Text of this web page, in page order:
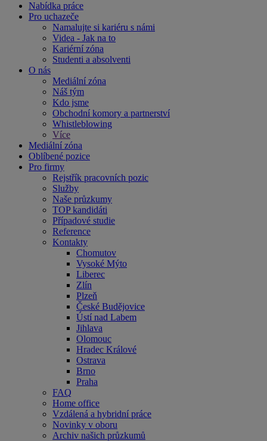
Nabídka práce
Pro uchazeče
Namalujte si kariéru s námi
Videa - Jak na to
Kariérní zóna
Studenti a absolventi
O nás
Mediální zóna
Náš tým
Kdo jsme
Obchodní komory a partnerství
Whistleblowing
Více
Mediální zóna
Oblíbené pozice
Pro firmy
Rejstřík pracovních pozic
Služby
Naše průzkumy
TOP kandidáti
Případové studie
Reference
Kontakty
Chomutov
Vysoké Mýto
Liberec
Zlín
Plzeň
České Budějovice
Ústí nad Labem
Jihlava
Olomouc
Hradec Králové
Ostrava
Brno
Praha
FAQ
Home office
Vzdálená a hybridní práce
Novinky v oboru
Archiv našich průzkumů